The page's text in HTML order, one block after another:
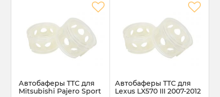
Автобаферы ТТС для
Mitsubishi Pajero Sport
Автобаферы ТТС для
Lexus LX570 III 2007-2012